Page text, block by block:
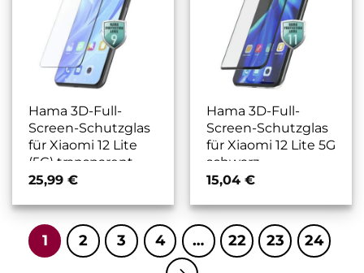
Hama 3D-Full-
Screen-Schutzglas
für Xiaomi 12 Lite
(5G) transparent
25,99 €
Hama 3D-Full-
Screen-Schutzglas
für Xiaomi 12 Lite 5G
schwarz
15,04 €
1 2 3 4 … 22 23 24